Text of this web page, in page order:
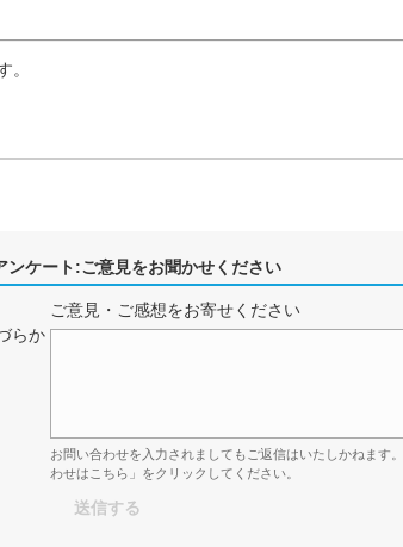
。
ンケート:ご意見をお聞かせください
らか
ご意見・ご感想をお寄せください
お問い合わせを入力されましてもご返信はいたしかねます
わせはこちら」をクリックしてください。